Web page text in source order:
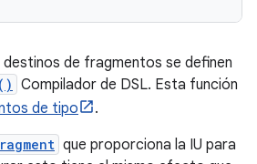
de fragmentos se definen
Compilador de DSL. Esta función
de tipo
.
que proporciona la IU para